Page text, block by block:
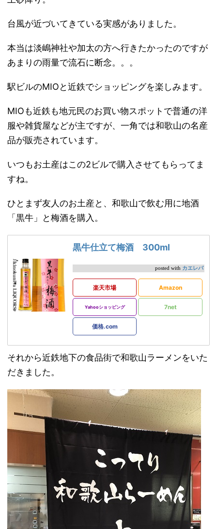
台風が近づいてきている実感がありました。
本当は淡嶋神社や加太の方へ行きたかったのですが
あまりの雨量で流石に断念。。。
駅ビルのMIOと近鉄でショッピングを楽しみます。
MIOも近鉄も地元民のお買い物スポットで普通の洋
服や雑貨屋などが主ですが、一角では和歌山の名産
品が販売されています。
いつもお土産はこの2ビルで購入させてもらってま
すね。
ひとまず友人のお土産と、和歌山で飲む用に地酒
「黒牛」と梅酒を購入。
黒牛仕立て梅酒 300ml
posted with カエレバ
楽天市場 Amazon
Yahooショッピング 7net
価格.com
それから近鉄地下の食品街で和歌山ラーメンをいた
だきました。